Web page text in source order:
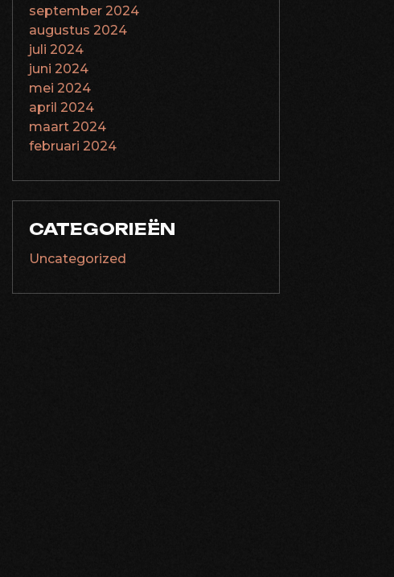
september 2024
augustus 2024
juli 2024
juni 2024
mei 2024
april 2024
maart 2024
februari 2024
CATEGORIEËN
Uncategorized